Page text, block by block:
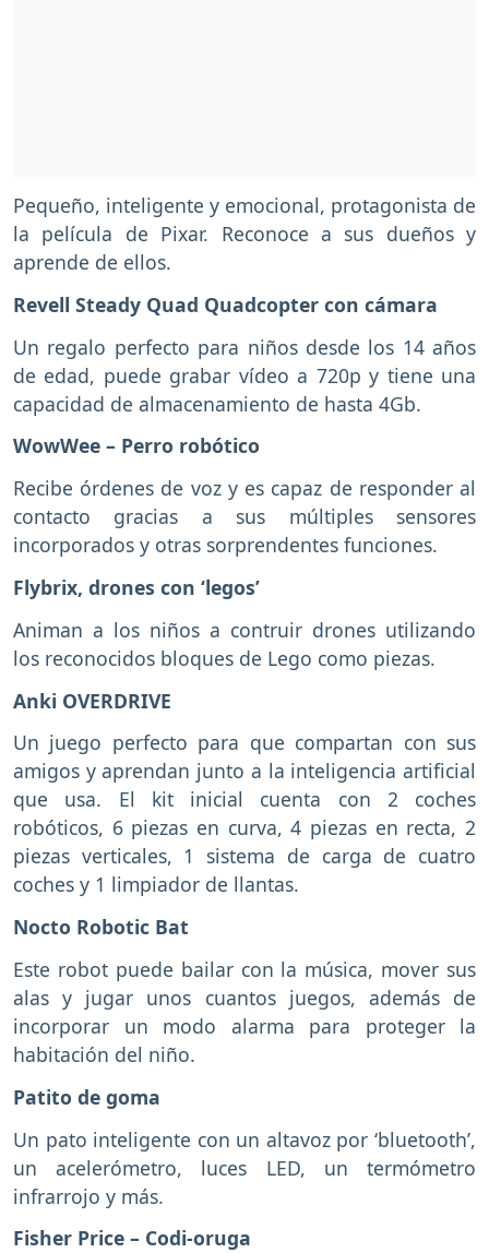
Pequeño, inteligente y emocional, protagonista de
la película de Pixar. Reconoce a sus dueños y
aprende de ellos.
Revell Steady Quad Quadcopter con cámara
Un regalo perfecto para niños desde los 14 años
de edad, puede grabar vídeo a 720p y tiene una
capacidad de almacenamiento de hasta 4Gb.
WowWee – Perro robótico
Recibe órdenes de voz y es capaz de responder al
contacto gracias a sus múltiples sensores
incorporados y otras sorprendentes funciones.
Flybrix, drones con ‘legos’
Animan a los niños a contruir drones utilizando
los reconocidos bloques de Lego como piezas.
Anki OVERDRIVE
Un juego perfecto para que compartan con sus
amigos y aprendan junto a la inteligencia artificial
que usa. El kit inicial cuenta con 2 coches
robóticos, 6 piezas en curva, 4 piezas en recta, 2
piezas verticales, 1 sistema de carga de cuatro
coches y 1 limpiador de llantas.
Nocto Robotic Bat
Este robot puede bailar con la música, mover sus
alas y jugar unos cuantos juegos, además de
incorporar un modo alarma para proteger la
habitación del niño.
Patito de goma
Un pato inteligente con un altavoz por ‘bluetooth’,
un acelerómetro, luces LED, un termómetro
infrarrojo y más.
Fisher Price – Codi-oruga